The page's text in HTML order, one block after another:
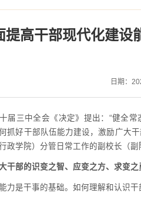
提高干部现代化建
日期：
届三中全会《决定》提出：“健全
抓好干部队伍能力建设，激励广大
行政学院）分管日常工作的副校长（副
干部的识变之智、应变之方、求变之
能力是干事的基础。如何理解和认识